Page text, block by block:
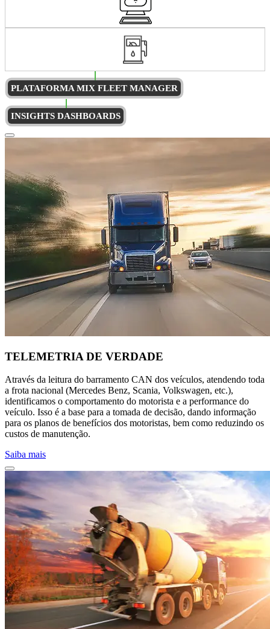
PLATAFORMA MIX FLEET MANAGER
INSIGHTS DASHBOARDS
TELEMETRIA DE VERDADE
Através da leitura do barramento CAN dos veículos, atendendo toda
a frota nacional (Mercedes Benz, Scania, Volkswagen, etc.),
identificamos o comportamento do motorista e a performance do
veículo. Isso é a base para a tomada de decisão, dando informação
para os planos de benefícios dos motoristas, bem como reduzindo os
custos de manutenção.
Saiba mais